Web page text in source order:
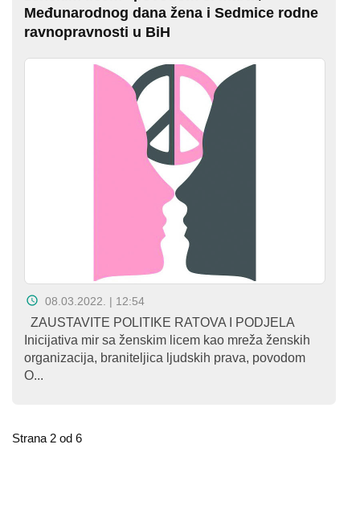
Međunarodnog dana žena i Sedmice rodne
ravnopravnosti u BiH
08.03.2022. | 12:54
ZAUSTAVITE POLITIKE RATOVA I PODJELA
Inicijativa mir sa ženskim licem kao mreža ženskih
organizacija, braniteljica ljudskih prava, povodom
O...
Strana 2 od 6